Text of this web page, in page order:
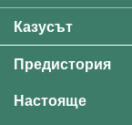
Казусът
Предистория
Настояще